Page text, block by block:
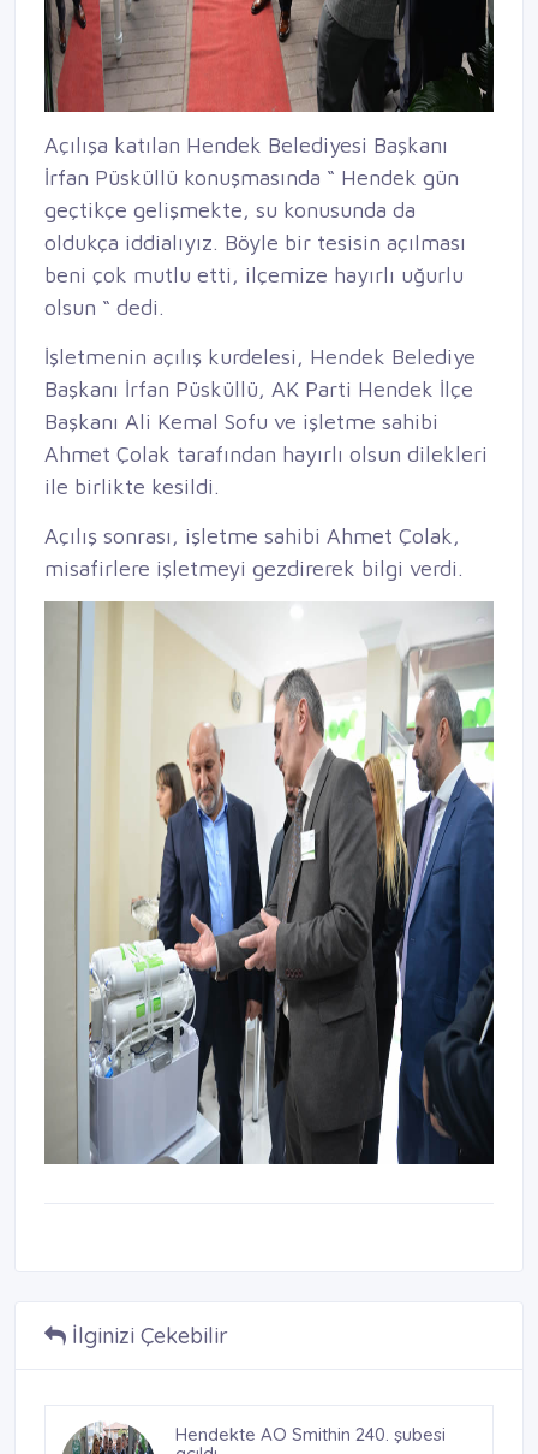
Açılışa katılan Hendek Belediyesi Başkanı
İrfan Püsküllü konuşmasında “ Hendek gün
geçtikçe gelişmekte, su konusunda da
oldukça iddialıyız. Böyle bir tesisin açılması
beni çok mutlu etti, ilçemize hayırlı uğurlu
olsun “ dedi.
İşletmenin açılış kurdelesi, Hendek Belediye
Başkanı İrfan Püsküllü, AK Parti Hendek İlçe
Başkanı Ali Kemal Sofu ve işletme sahibi
Ahmet Çolak tarafından hayırlı olsun dilekleri
ile birlikte kesildi.
Açılış sonrası, işletme sahibi Ahmet Çolak,
misafirlere işletmeyi gezdirerek bilgi verdi.
İlginizi Çekebilir
Hendekte AO Smithin 240. şubesi